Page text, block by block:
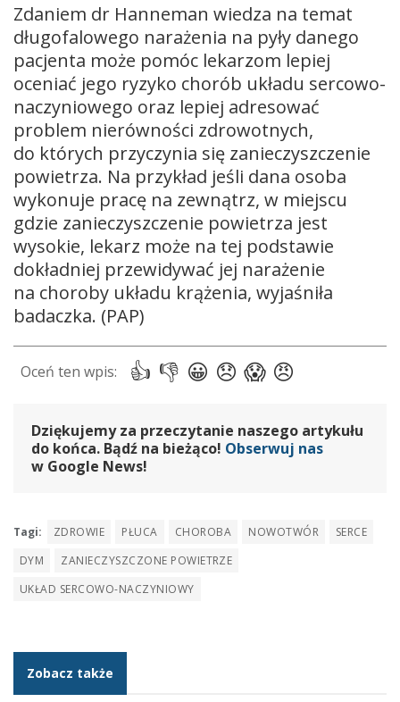
Zdaniem dr Hanneman wiedza na temat
długofalowego narażenia na pyły danego
pacjenta może pomóc lekarzom lepiej
oceniać jego ryzyko chorób układu sercowo-
naczyniowego oraz lepiej adresować
problem nierówności zdrowotnych,
do których przyczynia się zanieczyszczenie
powietrza. Na przykład jeśli dana osoba
wykonuje pracę na zewnątrz, w miejscu
gdzie zanieczyszczenie powietrza jest
wysokie, lekarz może na tej podstawie
dokładniej przewidywać jej narażenie
na choroby układu krążenia, wyjaśniła
badaczka. (PAP)
Dziękujemy za przeczytanie naszego artykułu
do końca. Bądź na bieżąco! Obserwuj nas
w Google News!
Tagi: ZDROWIE PŁUCA CHOROBA NOWOTWÓR
SERCE
DYM
ZANIECZYSZCZONE POWIETRZE
UKŁAD SERCOWO-NACZYNIOWY
Zobacz także